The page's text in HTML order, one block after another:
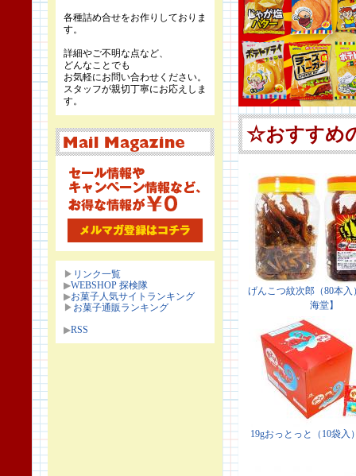
各種詰め合せをお作りしておりま
す。
詳細やご不明な点など、
どんなことでも
お気軽にお問い合わせください。
スタッフが親切丁寧にお応えしま
す。
▶ リンク一覧
▶WEBSHOP 探検隊
▶お菓子人気サイトランキング
▶ お菓子通販ランキング
▶RSS